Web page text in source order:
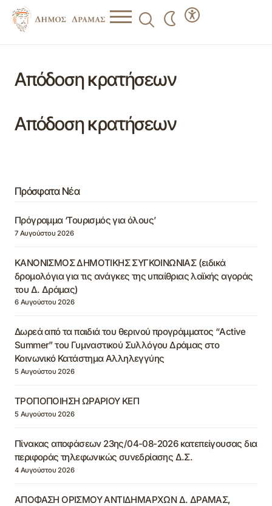
Απόδοση κρατήσεων
Απόδοση κρατήσεων
Πρόσφατα Νέα
Πρόγραμμα ‘Τουρισμός για όλους’
7 Αυγούστου 2026
ΚΑΝΟΝΙΣΜΟΣ ΔΗΜΟΤΙΚΗΣ ΣΥΓΚΟΙΝΩΝΙΑΣ (ειδικά
δρομολόγια για τις ανάγκες της υπαίθριας λαϊκής αγοράς
του Δ. Δράμας)
6 Αυγούστου 2026
Δωρεά από τα παιδιά του θερινού προγράμματος “Active
Summer” του Γυμναστικού Συλλόγου Δράμας στο
Κοινωνικό Κατάστημα Αλληλεγγύης
5 Αυγούστου 2026
ΤΡΟΠΟΠΟΙΗΣΗ ΩΡΑΡΙΟΥ ΚΕΠ
5 Αυγούστου 2026
Πίνακας αποφάσεων 23ης/04-08-2026 κατεπείγουσας δια
περιφοράς τηλεφωνικώς συνεδρίασης Δ.Σ.
4 Αυγούστου 2026
ΑΠΟΦΑΣΗ ΟΡΙΣΜΟΥ ΑΝΤΙΔΗΜΑΡΧΩΝ Δ. ΔΡΑΜΑΣ,